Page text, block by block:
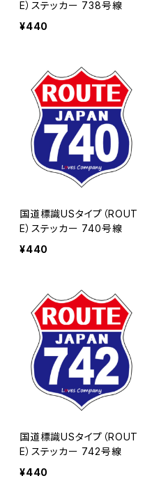
E）ステッカー 738号線
¥440
国道標識USタイプ（ROUT
E）ステッカー 740号線
¥440
国道標識USタイプ（ROUT
E）ステッカー 742号線
¥440